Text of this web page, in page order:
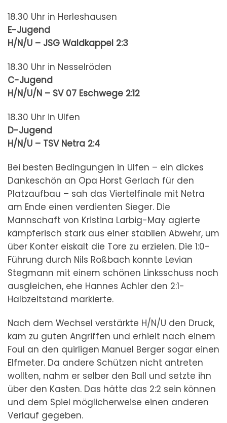
18.30 Uhr in Herleshausen
E-Jugend
H/N/U – JSG Waldkappel 2:3
18.30 Uhr in Nesselröden
C-Jugend
H/N/U/N – SV 07 Eschwege 2:12
18.30 Uhr in Ulfen
D-Jugend
H/N/U – TSV Netra 2:4
Bei besten Bedingungen in Ulfen – ein dickes
Dankeschön an Opa Horst Gerlach für den
Platzaufbau – sah das Viertelfinale mit Netra
am Ende einen verdienten Sieger. Die
Mannschaft von Kristina Larbig-May agierte
kämpferisch stark aus einer stabilen Abwehr, um
über Konter eiskalt die Tore zu erzielen. Die 1:0-
Führung durch Nils Roßbach konnte Levian
Stegmann mit einem schönen Linksschuss noch
ausgleichen, ehe Hannes Achler den 2:1-
Halbzeitstand markierte.
Nach dem Wechsel verstärkte H/N/U den Druck,
kam zu guten Angriffen und erhielt nach einem
Foul an den quirligen Manuel Berger sogar einen
Elfmeter. Da andere Schützen nicht antreten
wollten, nahm er selber den Ball und setzte ihn
über den Kasten. Das hätte das 2:2 sein können
und dem Spiel möglicherweise einen anderen
Verlauf gegeben.